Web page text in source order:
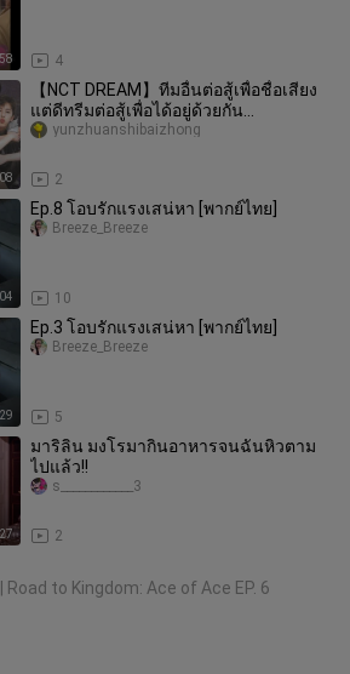
4
【NCT DREAM】ทีมอื่นต่อสู้เพื่อชื่อเสียง
แต่ดีทรีมต่อสู้เพื่อได้อยู่ด้วยกัน...
2
yunzhuanshibaizhong
Ep.8 โอบรักแรงเสน่หา [พากย์ไทย]
10
Breeze_Breeze
Ep.3 โอบรักแรงเสน่หา [พากย์ไทย]
5
Breeze_Breeze
มาริลิน มงโรมากินอาหารจนฉันหิวตาม
ไปแล้ว!!
2
s____________3
| Road to Kingdom: Ace of Ace EP. 6